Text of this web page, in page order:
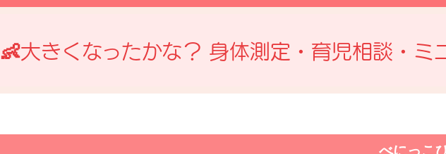
👶大きくなったかな？ 身体測定・育児相談・ミ
べにっこ